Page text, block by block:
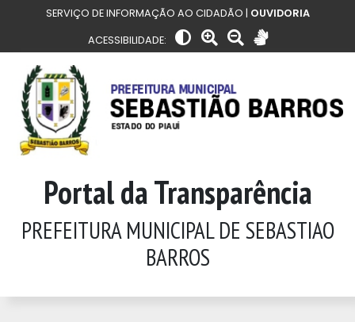
SERVIÇO DE INFORMAÇÃO AO CIDADÃO | OUVIDORIA
ACESSIBILIDADE:
Portal da Transparência
PREFEITURA MUNICIPAL DE SEBASTIAO
BARROS